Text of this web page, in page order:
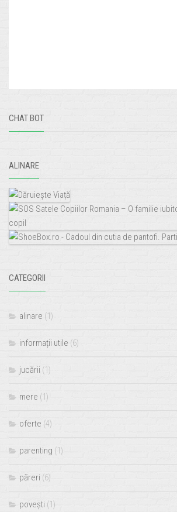
CHAT BOT
ALINARE
CATEGORII
alinare (1)
informații utile (6)
jucării (1)
mere (1)
oferte (4)
parenting (1)
păreri (6)
povești (1)